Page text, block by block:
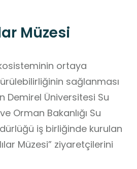
Müzesi
ortaya
sağlanması
Demirel Üniversitesi Su
Orman Bakanlığı Su
iş birliğinde kurulan
Müzesi” ziyaretçilerini